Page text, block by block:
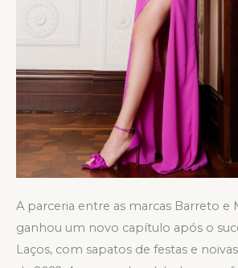
A parceria entre as marcas Barreto e
ganhou um novo capítulo após o
Laços, com sapatos de festas e